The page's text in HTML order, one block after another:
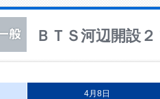
ＢＴＳ河辺開設
4月8日